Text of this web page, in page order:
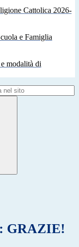
Cattolica 2026-
e Famiglia
modalità di
GRAZIE!